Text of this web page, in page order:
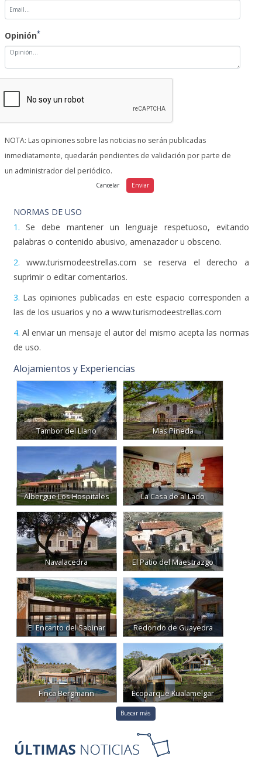
Opinión*
NOTA: Las opiniones sobre las noticias no serán publicadas
inmediatamente, quedarán pendientes de validación por parte de
un administrador del periódico.
NORMAS DE USO
1. Se debe mantener un lenguaje respetuoso, evitando
palabras o contenido abusivo, amenazador u obsceno.
2. www.turismodeestrellas.com se reserva el derecho a
suprimir o editar comentarios.
3. Las opiniones publicadas en este espacio corresponden a
las de los usuarios y no a www.turismodeestrellas.com
4. Al enviar un mensaje el autor del mismo acepta las normas
de uso.
Alojamientos y Experiencias
Tambor del Llano Mas Pineda
Albergue Los Hospitales La Casa de al Lado
Navalacedra El Patio del Maestrazgo
El Encanto del Sabinar Redondo de Guayedra
Finca Bergmann Ecoparque Kualamelgar
Buscar más